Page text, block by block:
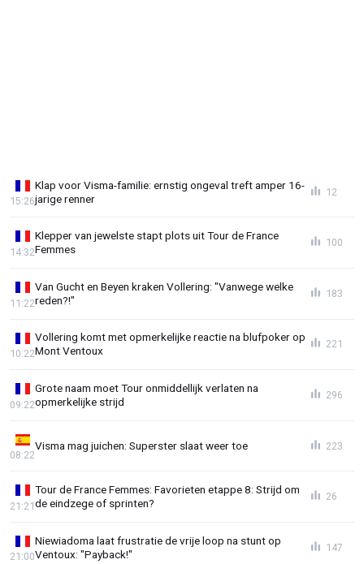
Klap voor Visma-familie: ernstig ongeval treft amper 16-
jarige renner
15:26
12
Klepper van jewelste stapt plots uit Tour de France
Femmes
14:32
100
Van Gucht en Beyen kraken Vollering: "Vanwege welke
reden?!"
11:22
183
Vollering komt met opmerkelijke reactie na blufpoker op
Mont Ventoux
10:22
221
Grote naam moet Tour onmiddellijk verlaten na
opmerkelijke strijd
09:22
296
Visma mag juichen: Superster slaat weer toe
08:22
223
Tour de France Femmes: Favorieten etappe 8: Strijd om
de eindzege of sprinten?
21:21
26
Niewiadoma laat frustratie de vrije loop na stunt op
Ventoux: "Payback!"
21:00
147